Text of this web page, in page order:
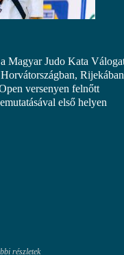
Magyar Judo Kata
Rijekában
versenyen felnőtt
első helyen
részletek